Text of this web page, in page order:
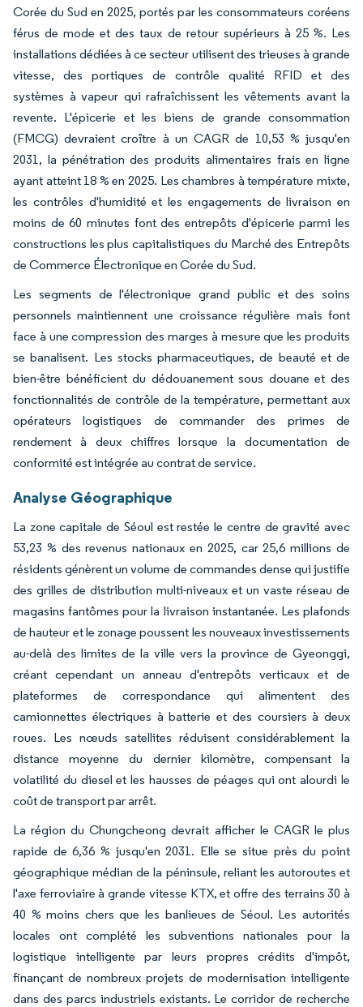
Corée du Sud en 2025, portés par les consommateurs coréens
férus de mode et des taux de retour supérieurs à 25 %. Les
installations dédiées à ce secteur utilisent des trieuses à grande
vitesse, des portiques de contrôle qualité RFID et des
systèmes à vapeur qui rafraîchissent les vêtements avant la
revente. L'épicerie et les biens de grande consommation
(FMCG) devraient croître à un CAGR de 10,53 % jusqu'en
2031, la pénétration des produits alimentaires frais en ligne
ayant atteint 18 % en 2025. Les chambres à température mixte,
les contrôles d'humidité et les engagements de livraison en
moins de 60 minutes font des entrepôts d'épicerie parmi les
constructions les plus capitalistiques du Marché des Entrepôts
de Commerce Électronique en Corée du Sud.
Les segments de l'électronique grand public et des soins
personnels maintiennent une croissance régulière mais font
face à une compression des marges à mesure que les produits
se banalisent. Les stocks pharmaceutiques, de beauté et de
bien-être bénéficient du dédouanement sous douane et des
fonctionnalités de contrôle de la température, permettant aux
opérateurs logistiques de commander des primes de
rendement à deux chiffres lorsque la documentation de
conformité est intégrée au contrat de service.
Analyse Géographique
La zone capitale de Séoul est restée le centre de gravité avec
53,23 % des revenus nationaux en 2025, car 25,6 millions de
résidents génèrent un volume de commandes dense qui justifie
des grilles de distribution multi-niveaux et un vaste réseau de
magasins fantômes pour la livraison instantanée. Les plafonds
de hauteur et le zonage poussent les nouveaux investissements
au-delà des limites de la ville vers la province de Gyeonggi,
créant cependant un anneau d'entrepôts verticaux et de
plateformes de correspondance qui alimentent des
camionnettes électriques à batterie et des coursiers à deux
roues. Les nœuds satellites réduisent considérablement la
distance moyenne du dernier kilomètre, compensant la
volatilité du diesel et les hausses de péages qui ont alourdi le
coût de transport par arrêt.
La région du Chungcheong devrait afficher le CAGR le plus
rapide de 6,36 % jusqu'en 2031. Elle se situe près du point
géographique médian de la péninsule, reliant les autoroutes et
l'axe ferroviaire à grande vitesse KTX, et offre des terrains 30 à
40 % moins chers que les banlieues de Séoul. Les autorités
locales ont complété les subventions nationales pour la
logistique intelligente par leurs propres crédits d'impôt,
finançant de nombreux projets de modernisation intelligente
dans des parcs industriels existants. Le corridor de recherche